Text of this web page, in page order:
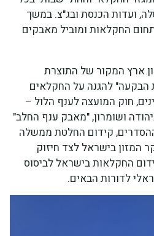
ועדות הכנסת ובג"צ. במשך
החקלאות ומוביל מאבקים
ארץ המקור של התוצרת
להגנה על החקלאים
חוק המועצה לענף הלול –
ושומרון, "מאבק ענף החלב"
קידום החלטת ממשלה
המזון בישראל לצד חיזוק
החקלאות בישראל לביסוס
לדורות הבאים.